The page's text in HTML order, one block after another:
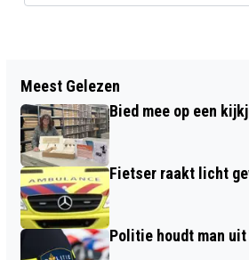
INTOCHT SINTERKLAAS
18 NOVEMBER IN
Meest Gelezen
Bied mee op een
Fietser raakt licht
Politie houdt man